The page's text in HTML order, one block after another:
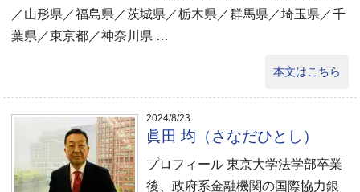
／山形県／福島県／茨城県／栃木県／群馬県／埼玉県／千
葉県／東京都／神奈川県 …
本文はこちら
2024/8/23
眞田 均（さなだひとし）
プロフィール 東京大学法学部卒業
後、政府系金融機関の国際協力銀